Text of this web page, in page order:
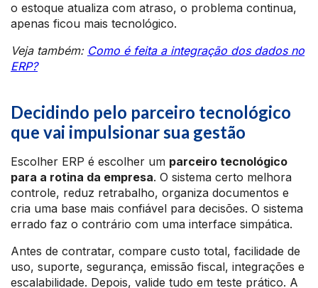
o estoque atualiza com atraso, o problema continua,
apenas ficou mais tecnológico.
Veja também: Como é feita a integração dos dados no
ERP?
Decidindo pelo parceiro tecnológico
que vai impulsionar sua gestão
Escolher ERP é escolher um parceiro tecnológico
para a rotina da empresa. O sistema certo melhora
controle, reduz retrabalho, organiza documentos e
cria uma base mais confiável para decisões. O sistema
errado faz o contrário com uma interface simpática.
Antes de contratar, compare custo total, facilidade de
uso, suporte, segurança, emissão fiscal, integrações e
escalabilidade. Depois, valide tudo em teste prático. A